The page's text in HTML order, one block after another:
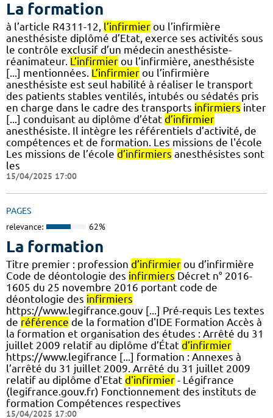
La formation
à l’article R4311-12, l’infirmier ou l’infirmière
anesthésiste diplômé d’Etat, exerce ses activités sous
le contrôle exclusif d’un médecin anesthésiste-
réanimateur. L’infirmier ou l’infirmière, anesthésiste
[...] mentionnées. L’infirmier ou l’infirmière
anesthésiste est seul habilité à réaliser le transport
des patients stables ventilés, intubés ou sédatés pris
en charge dans le cadre des transports infirmiers inter
[...] conduisant au diplôme d’état d’infirmier
anesthésiste. Il intègre les référentiels d’activité, de
compétences et de formation. Les missions de l'école
Les missions de l’école d’infirmiers anesthésistes sont
les
15/04/2025 17:00
PAGES
relevance: 62%
La formation
Titre premier : profession d’infirmier ou d’infirmière
Code de déontologie des infirmiers Décret n° 2016-
1605 du 25 novembre 2016 portant code de
déontologie des infirmiers
https://www.legifrance.gouv [...] Pré-requis Les textes
de référence de la formation d'IDE Formation Accès à
la formation et organisation des études : Arrêté du 31
juillet 2009 relatif au diplôme d’État d’infirmier
https://www.legifrance [...] formation : Annexes à
l’arrêté du 31 juillet 2009. Arrêté du 31 juillet 2009
relatif au diplôme d'Etat d'infirmier - Légifrance
(legifrance.gouv.fr) Fonctionnement des instituts de
formation Compétences respectives
15/04/2025 17:00